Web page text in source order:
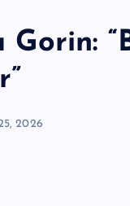
Gorin:
2026